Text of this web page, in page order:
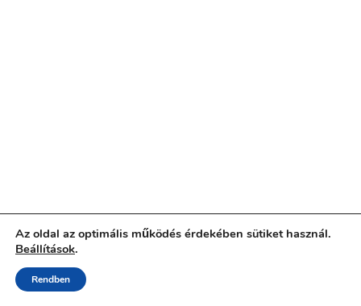
Adatkezelési tájékoztató
Az oldal az optimális működés érdekében sütiket használ.
Beállítások.
Rendben